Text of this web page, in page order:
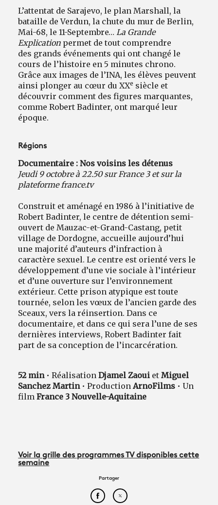
L’attentat de Sarajevo, le plan Marshall, la
bataille de Verdun, la chute du mur de Berlin,
Mai-68, le 11-Septembre…La Grande
Explication permet de tout comprendre
des grands événements qui ont changé le
cours de l’histoire en 5 minutes chrono.
Grâce aux images de l’INA, les élèves peuvent
ainsi plonger au cœur du XXe siècle et
découvrir comment des figures marquantes,
comme Robert Badinter, ont marqué leur
époque.
Régions
Documentaire : Nos voisins les détenus
Jeudi 9 octobre à 22.50 sur France 3 et sur la
plateforme france.tv
Construit et aménagé en 1986 à l’initiative de
Robert Badinter, le centre de détention semi-
ouvert de Mauzac-et-Grand-Castang, petit
village de Dordogne, accueille aujourd’hui
une majorité d’auteurs d’infraction à
caractère sexuel. Le centre est orienté vers le
développement d’une vie sociale à l’intérieur
et d’une ouverture sur l’environnement
extérieur. Cette prison atypique est toute
tournée, selon les vœux de l’ancien garde des
Sceaux, vers la réinsertion. Dans ce
documentaire, et dans ce qui sera l’une de ses
dernières interviews, Robert Badinter fait
part de sa conception de l’incarcération.
52 min • RéalisationDjamel Zaoui etMiguel
Sanchez Martin• ProductionArnoFilms • Un
filmFrance 3 Nouvelle-Aquitaine
Voir la grille des programmes TV disponibles cette
semaine
Partager
Partager cet article sur
Partager cet article sur